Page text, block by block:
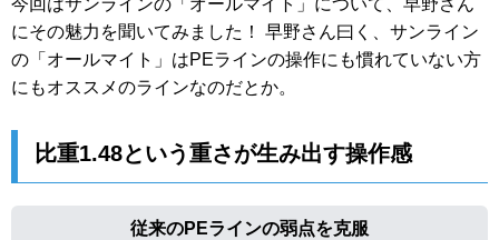
今回はサンラインの「オールマイト」について、早野さん
にその魅力を聞いてみました！ 早野さん曰く、サンライン
の「オールマイト」はPEラインの操作にも慣れていない方
にもオススメのラインなのだとか。
比重1.48という重さが生み出す操作感
従来のPEラインの弱点を克服